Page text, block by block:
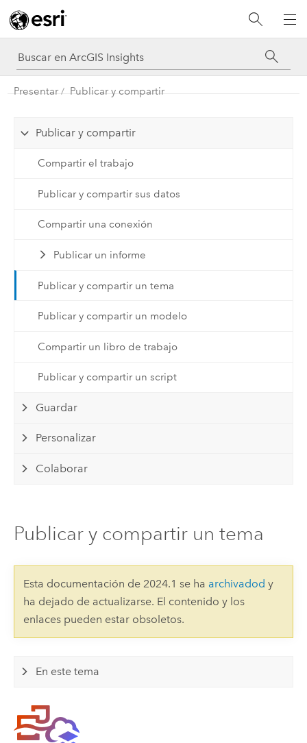
Presentar Publicar y compartir
Publicar y compartir
Compartir el trabajo
Publicar y compartir sus datos
Compartir una conexión
Publicar un informe
Publicar y compartir un tema
Publicar y compartir un modelo
Compartir un libro de trabajo
Publicar y compartir un script
Guardar
Personalizar
Colaborar
Publicar y compartir un tema
Esta documentación de 2024.1 se ha archivadod y
ha dejado de actualizarse. El contenido y los
enlaces pueden estar obsoletos.
En este tema